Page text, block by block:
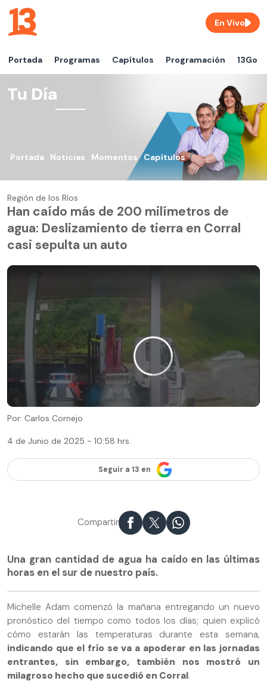
Portada Programas Capítulos Programación 13Go
En Vivo
Tu Día
Portada Noticias Momentos Capítulos
Región de los Ríos
Han caído más de 200 milímetros de
agua: Deslizamiento de tierra en Corral
casi sepulta un auto
Por: Carlos Cornejo
4 de Junio de 2025 - 10:58 hrs.
Seguir a 13 en
Compartir
Una gran cantidad de agua ha caído en las últimas
horas en el sur de nuestro país.
Michelle Adam comenzó la mañana entregando un nuevo
pronóstico del tiempo como todos los días; quien explicó
cómo estarán las temperaturas durante esta semana,
indicando que el frío se va a apoderar en las jornadas
entrantes, sin embargo, también nos mostró un
milagroso hecho que sucedió en Corral.